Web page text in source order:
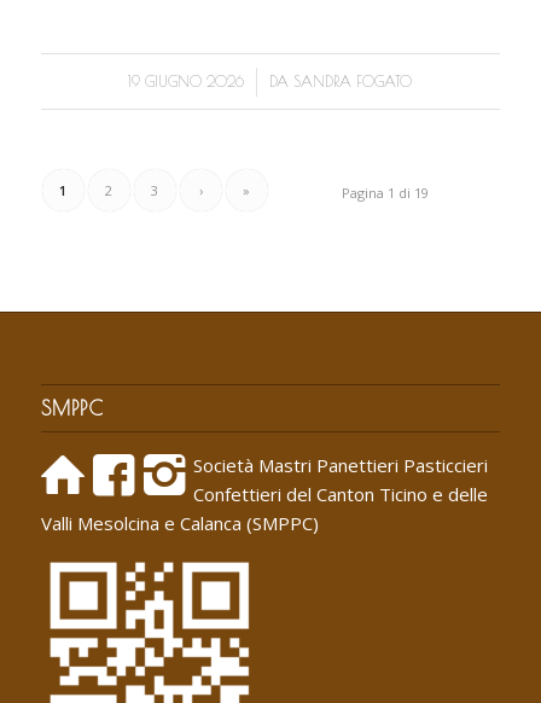
19 GIUGNO 2026
/ DA SANDRA FOGATO
Pagina 1 di 19
1 2 3 › »
SMPPC
Società Mastri Panettieri Pasticcieri
Confettieri del Canton Ticino e delle
Valli Mesolcina e Calanca (SMPPC)